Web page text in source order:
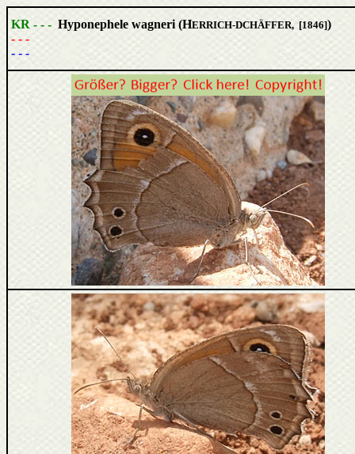
KR - - - Hyponephele wagneri (HERRICH-DCHÄFFER, [1846])
- - -
- - -